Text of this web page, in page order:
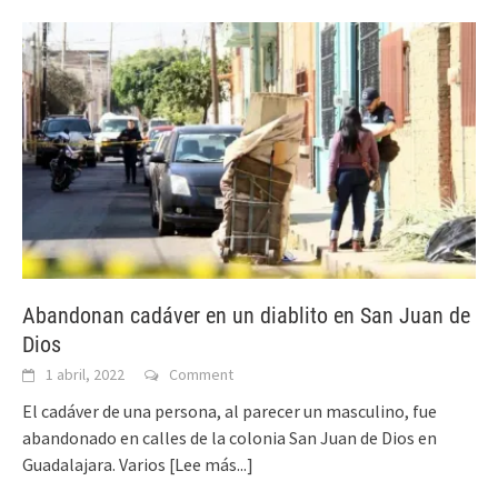
Abandonan cadáver en un diablito en San Juan de
Dios
1 abril, 2022 Comment
El cadáver de una persona, al parecer un masculino, fue
abandonado en calles de la colonia San Juan de Dios en
Guadalajara. Varios [Lee más...]